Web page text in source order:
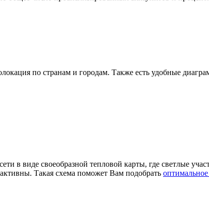
по странам и городам. Также есть удобные
в виде своеобразной тепловой карты, где светлые
Такая схема поможет Вам подобрать